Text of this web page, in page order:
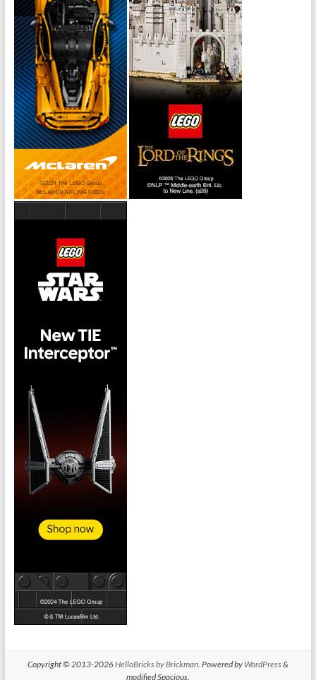
Copyright © 2013-2026HelloBricks by Brickman. Powered by WordPress&
modified Spacious.